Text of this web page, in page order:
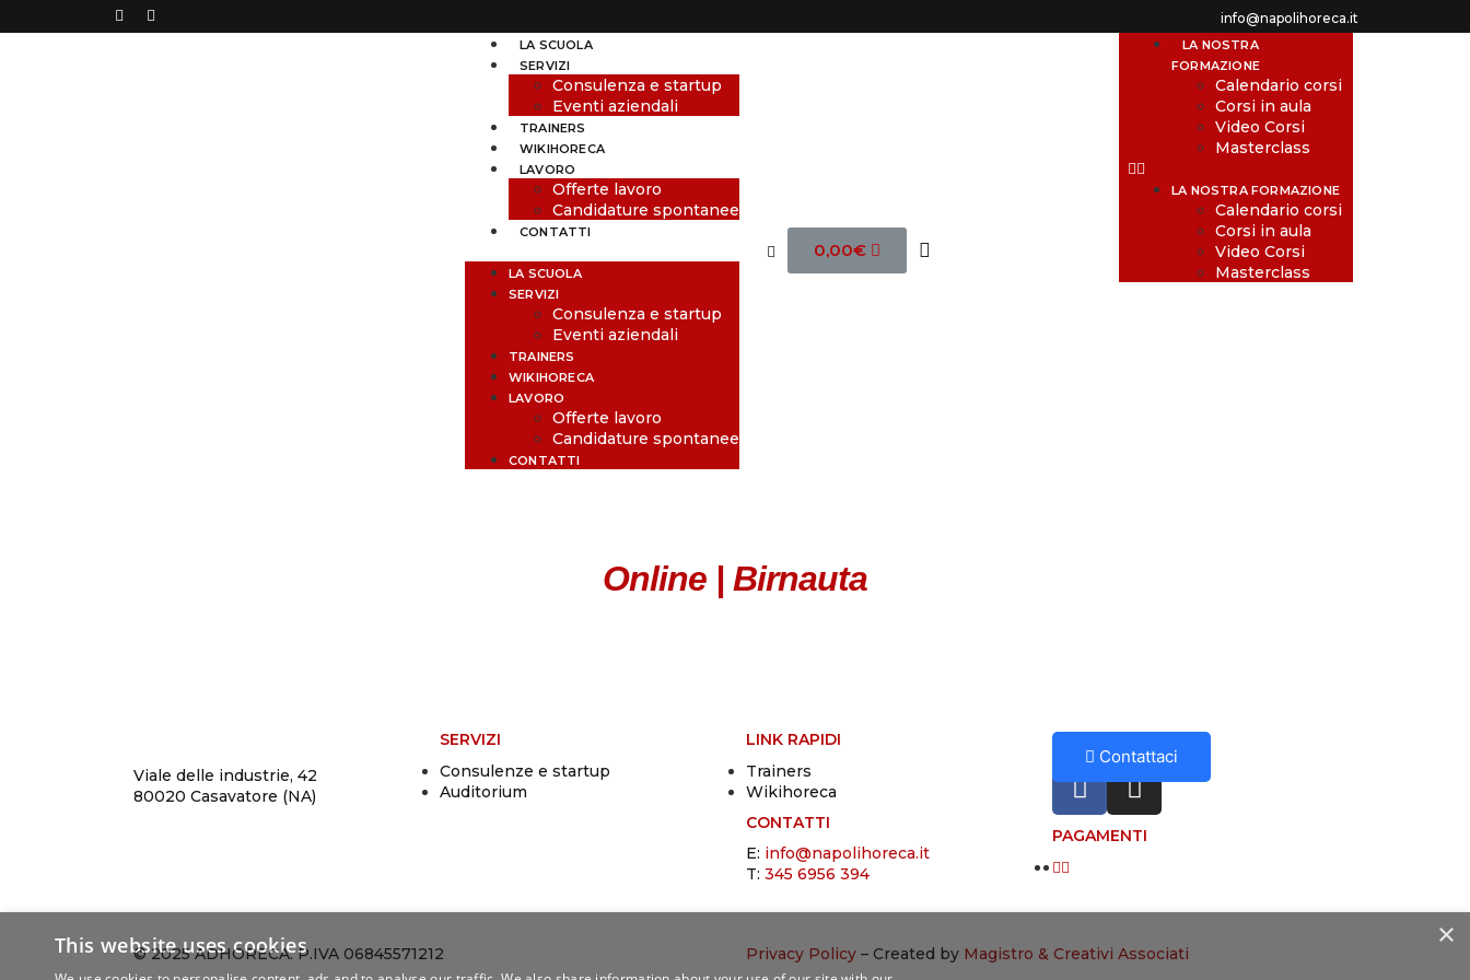
info@napolihoreca.it
LA SCUOLA
SERVIZI
Consulenza e startup
Eventi aziendali
TRAINERS
WIKIHORECA
LAVORO
Offerte lavoro
Candidature spontanee
CONTATTI
LA SCUOLA
SERVIZI
Consulenza e startup
Eventi aziendali
TRAINERS
WIKIHORECA
LAVORO
Offerte lavoro
Candidature spontanee
CONTATTI
0,00€
LA NOSTRA
FORMAZIONE
Calendario corsi
Corsi in aula
Video Corsi
Masterclass
LA NOSTRA FORMAZIONE
Calendario corsi
Corsi in aula
Video Corsi
Masterclass
Online | Birnauta
Viale delle industrie, 42
80020 Casavatore (NA)
SERVIZI
Consulenze e startup
Auditorium
LINK RAPIDI
Trainers
Wikihoreca
CONTATTI
E: info@napolihoreca.it
T: 345 6956 394
SOCIAL
PAGAMENTI
Contattaci
© 2025 ADHORECA. P.IVA 06845571212 Privacy Policy – Created by Magistro & Creativi Associati
×
This website uses cookies